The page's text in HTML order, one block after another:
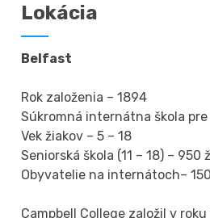
Lokácia
Belfast
Rok založenia – 1894
Súkromná internátna škola
Vek žiakov – 5 – 18
Seniorská škola (11 – 18) – 950
Obyvatelie na internátoch– 150
Campbell College založil v